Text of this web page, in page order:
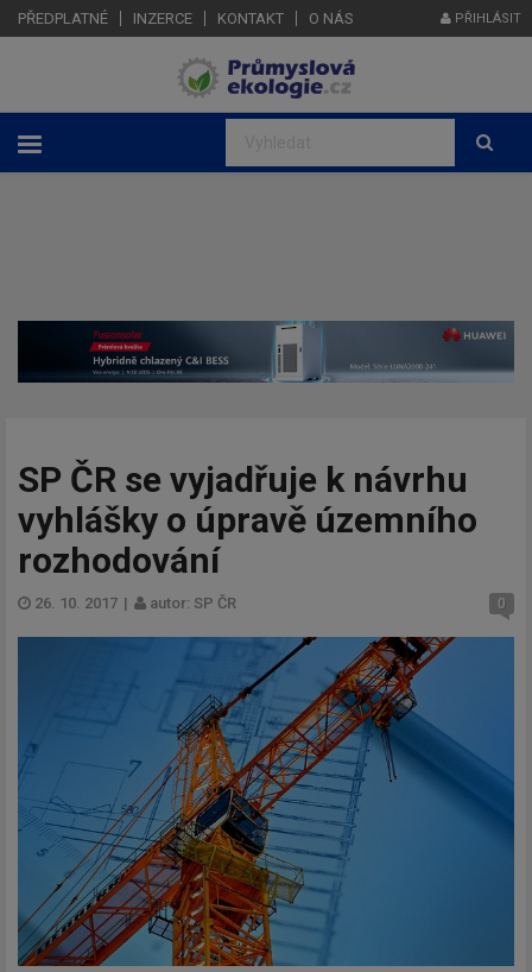
PŘEDPLATNÉ INZERCE KONTAKT O NÁS PŘIHLÁSIT
SP ČR se vyjadřuje k návrhu
vyhlášky o úpravě územního
rozhodování
26. 10. 2017 | autor: SP ČR 0